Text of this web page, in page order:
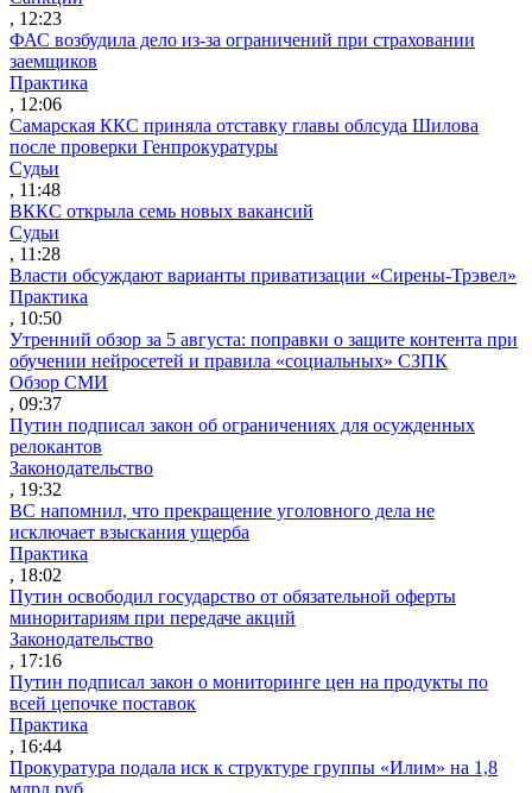
, 12:23
ФАС возбудила дело из-за ограничений при страховании
заемщиков
Практика
, 12:06
Самарская ККС приняла отставку главы облсуда Шилова
после проверки Генпрокуратуры
Судьи
, 11:48
ВККС открыла семь новых вакансий
Судьи
, 11:28
Власти обсуждают варианты приватизации «Сирены-Трэвел»
Практика
, 10:50
Утренний обзор за 5 августа: поправки о защите контента при
обучении нейросетей и правила «социальных» СЗПК
Обзор СМИ
, 09:37
Путин подписал закон об ограничениях для осужденных
релокантов
Законодательство
, 19:32
ВС напомнил, что прекращение уголовного дела не
исключает взыскания ущерба
Практика
, 18:02
Путин освободил государство от обязательной оферты
миноритариям при передаче акций
Законодательство
, 17:16
Путин подписал закон о мониторинге цен на продукты по
всей цепочке поставок
Практика
, 16:44
Прокуратура подала иск к структуре группы «Илим» на 1,8
млрд руб.